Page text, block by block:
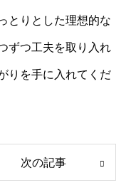
とりとした理想的な
ずつ工夫を取り入れ
りを手に入れてくだ
次の記事